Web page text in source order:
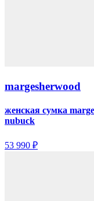
margesherwood
женская сумка
nubuck
53 990 ₽